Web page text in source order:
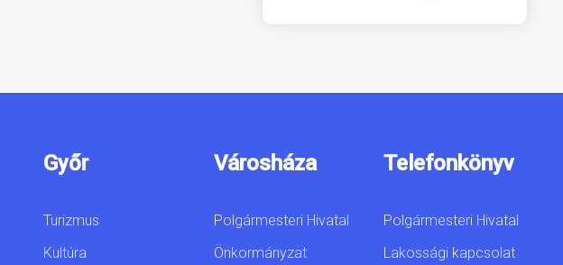
Győr
Turizmus
Kultúra
Városháza
Polgármesteri Hivatal
Önkormányzat
Telefonkönyv
Polgármesteri Hivatal
Lakossági kapcsolat